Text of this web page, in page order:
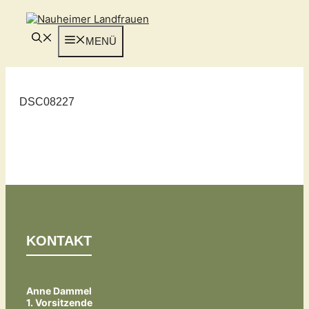
Inhalt
springen
MENÜ
DSC08227
KONTAKT
Anne Dammel
1. Vorsitzende